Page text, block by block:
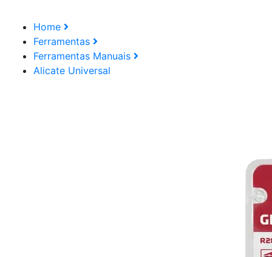
Home
Ferramentas
Ferramentas Manuais
Alicate Universal